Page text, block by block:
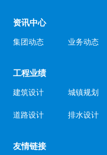
资讯中心
集团动态 业务动态
工程业绩
建筑设计 城镇规划
道路设计 排水设计
友情链接